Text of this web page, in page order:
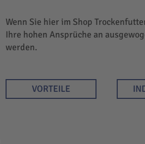
Wenn Sie hier im Shop
Ihre hohen Ansprüche an
werden.
VORTEILE